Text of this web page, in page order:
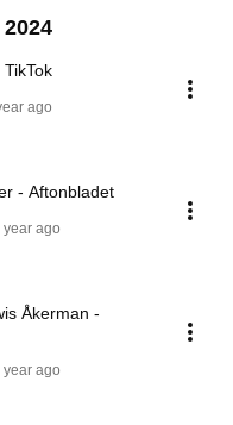
ago
- Aftonbladet
year ago
Åkerman -
year ago